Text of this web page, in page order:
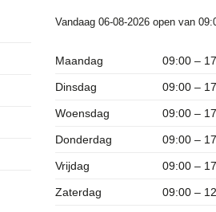
Vandaag 06-08-2026 open van
Maandag 09:00 –
Dinsdag 09:00 –
Woensdag 09:00 –
Donderdag 09:00 –
Vrijdag 09:00 –
Zaterdag 09:00 –